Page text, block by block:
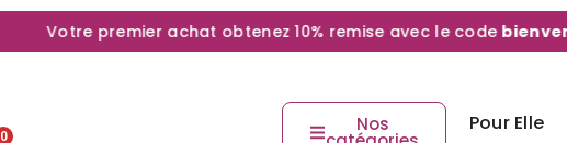
Votre premier achat obtenez 10% remise avec le code bienvenue10
0
Nos Pour Elle